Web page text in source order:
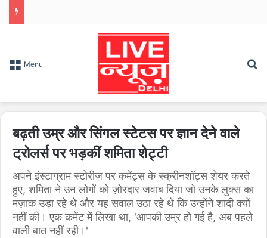
Menu
बढ़ती उम्र और सिंगल स्टेटस पर ज्ञान देने वाले
ट्रोलर्स पर भड़कीं शमिता शेट्टी
अपने इंस्टाग्राम स्टोरीज़ पर कमेंट्स के स्क्रीनशॉट्स शेयर करते
हुए, शमिता ने उन लोगों को ज़ोरदार जवाब दिया जो उनके लुक्स का
मज़ाक उड़ा रहे थे और यह सवाल उठा रहे थे कि उन्होंने शादी क्यों
नहीं की। एक कमेंट में लिखा था, 'आपकी उम्र हो गई है, अब पहले
वाली बात नहीं रही।'